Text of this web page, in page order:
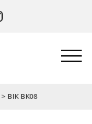
> BIK BK08